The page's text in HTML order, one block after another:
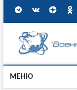
МЕНЮ